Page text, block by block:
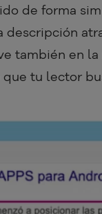
de forma
descripción
también en
tu lector